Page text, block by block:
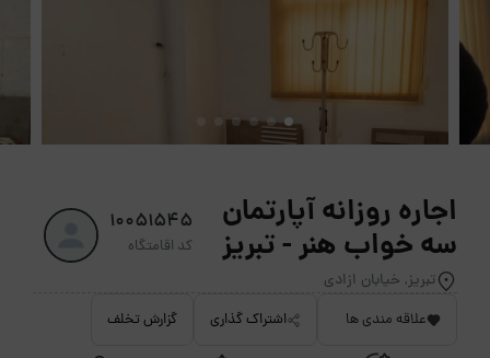
اجاره روزانه آپارتمان
سه خواب هنر - تبریز
تبریز, خیابان ازادی
10051545
کد اقامتگاه
علاقه مندی ها اشتراک گذاری گزارش تخلف